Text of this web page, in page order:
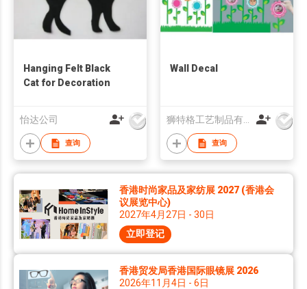
Hanging Felt Black
Cat for Decoration
怡达公司
查询
Wall Decal
狮特格工艺制品有限公司
查询
香港时尚家品及家纺展 2027 (香港会
议展览中心)
2027年4月27日 - 30日
立即登记
香港贸发局香港国际眼镜展 2026
2026年11月4日 - 6日